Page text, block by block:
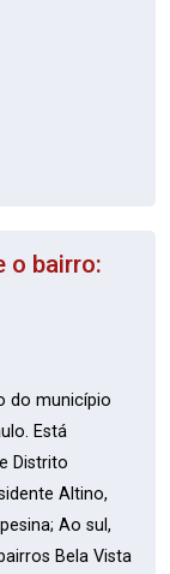
o bairro:
do município
Está
Distrito
Altino,
Ao sul,
Bela Vista